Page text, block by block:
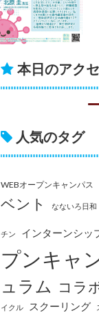
本日のアク
人気のタグ
WEBオープンキャンパス
ベント
なないろ日和
チン インターンシッ
プンキャ
ュラム コラ
イクル
スクーリング